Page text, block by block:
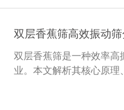
双层香蕉筛高效振动
双层香蕉筛是一种效率
业。本文解析其核心原